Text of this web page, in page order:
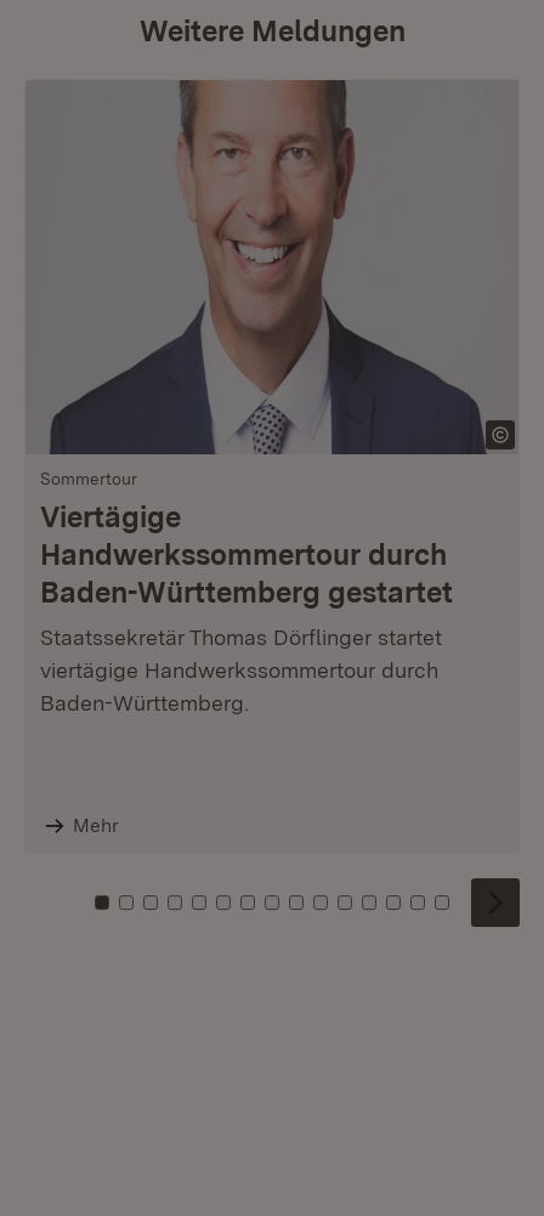
Weitere Meldungen
Sommertour
Viertägige
Handwerkssommertour durch
Baden-Württemberg gestartet
Staatssekretär Thomas Dörflinger startet
viertägige Handwerkssommertour durch
Baden-Württemberg.
Mehr
Zu Kachel: 0
Zu Kachel: 1
Zu Kachel: 2
Zu Kachel: 3
Zu Kachel: 4
Zu Kachel: 5
Zu Kachel: 6
Zu Kachel: 7
Zu Kachel: 8
Zu Kachel: 9
Zu Kachel: 10
Zu Kachel: 11
Zu Kachel: 12
Zu Kachel:
Zu